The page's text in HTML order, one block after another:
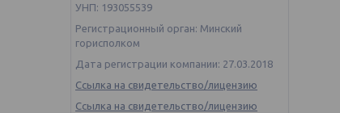
УНП: 193055539
Регистрационный орган: Минский
горисполком
Дата регистрации компании: 27.03.2018
Ссылка на свидетельство/лицензию
Ссылка на свидетельство/лицензию